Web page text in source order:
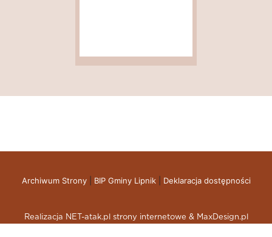
skup aut gdynia
Archiwum Strony| BIP Gminy Lipnik| Deklaracja dostępności
Realizacja NET-atak.pl strony internetowe & MaxDesign.pl